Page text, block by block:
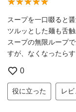
スープを一口啜ると
ツルッとした麺も舌
スープの無限ループ
すが、なくなったらす
0
役に立った レ